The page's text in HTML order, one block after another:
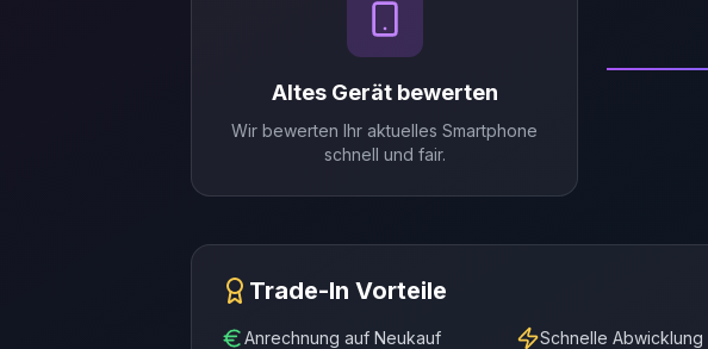
Altes Gerät bewerten
Wir bewerten Ihr aktuelles Smartphone
schnell und fair.
Trade-In Vorteile
Anrechnung auf Neukauf Schnelle Abwicklung